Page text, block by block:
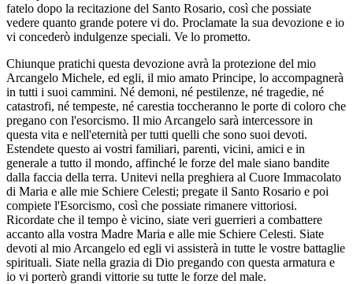
fatelo dopo la recitazione del Santo Rosario, così che possiate
vedere quanto grande potere vi do. Proclamate la sua devozione e io
vi concederò indulgenze speciali. Ve lo prometto.
Chiunque pratichi questa devozione avrà la protezione del mio
Arcangelo Michele, ed egli, il mio amato Principe, lo accompagnerà
in tutti i suoi cammini. Né demoni, né pestilenze, né tragedie, né
catastrofi, né tempeste, né carestia toccheranno le porte di coloro che
pregano con l'esorcismo. Il mio Arcangelo sarà intercessore in
questa vita e nell'eternità per tutti quelli che sono suoi devoti.
Estendete questo ai vostri familiari, parenti, vicini, amici e in
generale a tutto il mondo, affinché le forze del male siano bandite
dalla faccia della terra. Unitevi nella preghiera al Cuore Immacolato
di Maria e alle mie Schiere Celesti; pregate il Santo Rosario e poi
compiete l'Esorcismo, così che possiate rimanere vittoriosi.
Ricordate che il tempo è vicino, siate veri guerrieri a combattere
accanto alla vostra Madre Maria e alle mie Schiere Celesti. Siate
devoti al mio Arcangelo ed egli vi assisterà in tutte le vostre battaglie
spirituali. Siate nella grazia di Dio pregando con questa armatura e
io vi porterò grandi vittorie su tutte le forze del male.